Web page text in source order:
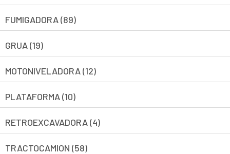
FUMIGADORA (89)
GRUA (19)
MOTONIVELADORA (12)
PLATAFORMA (10)
RETROEXCAVADORA (4)
TRACTOCAMION (58)